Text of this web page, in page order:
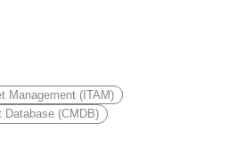
Management (ITAM)
Database (CMDB)